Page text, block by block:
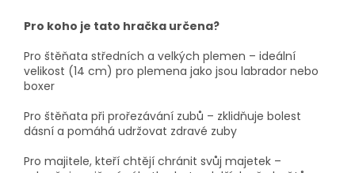
Pro koho je tato hračka určena?
Pro štěňata středních a velkých plemen – ideální
velikost (14 cm) pro plemena jako jsou labrador nebo
boxer
Pro štěňata při prořezávání zubů – zklidňuje bolest
dásní a pomáhá udržovat zdravé zuby
Pro majitele, kteří chtějí chránit svůj majetek –